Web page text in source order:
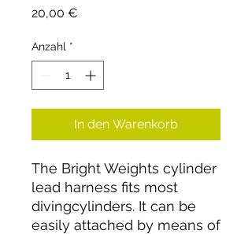
20,00 €
Anzahl *
In den Warenkorb
The Bright Weights cylinder
lead harness fits most
divingcylinders. It can be
easily attached by means of